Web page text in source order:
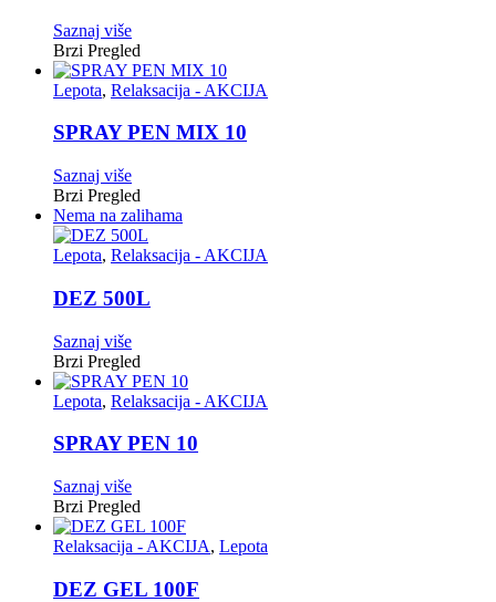
Saznaj više
Brzi Pregled
Lepota, Relaksacija - AKCIJA
SPRAY PEN MIX 10
Saznaj više
Brzi Pregled
Nema na zalihama
Lepota, Relaksacija - AKCIJA
DEZ 500L
Saznaj više
Brzi Pregled
Lepota, Relaksacija - AKCIJA
SPRAY PEN 10
Saznaj više
Brzi Pregled
Relaksacija - AKCIJA, Lepota
DEZ GEL 100F